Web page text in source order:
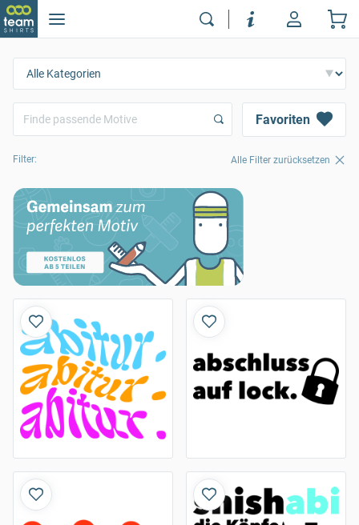
Favoriten
Filter: Alle Filter zurücksetzen